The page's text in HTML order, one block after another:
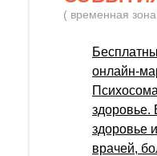
( временная
онлайн-
здоровье.
здоровье
врачей,